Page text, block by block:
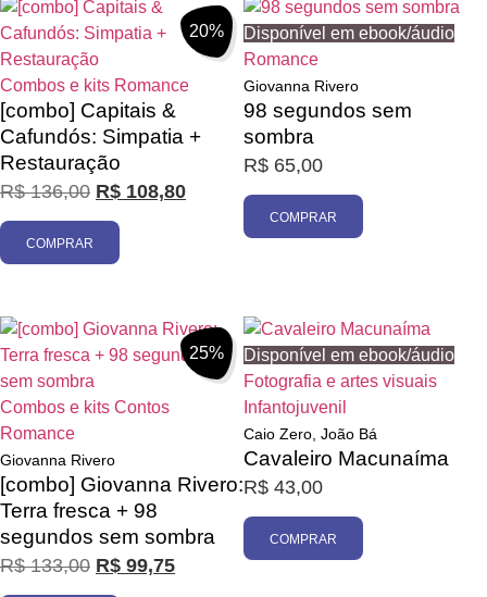
20%
Combos e kits Romance
[combo] Capitais &
Cafundós: Simpatia +
Restauração
R$136,00 R$ 108,80
COMPRAR
Disponível em ebook/áudio
Romance
Giovanna Rivero
98 segundos sem
sombra
R$ 65,00
COMPRAR
25%
Combos e kits Contos
Romance
Giovanna Rivero
[combo] Giovanna Rivero:
Terra fresca + 98
segundos sem sombra
R$133,00 R$ 99,75
Disponível em ebook/áudio
Fotografia e artes visuais
Infantojuvenil
Caio Zero, João Bá
Cavaleiro Macunaíma
R$ 43,00
COMPRAR